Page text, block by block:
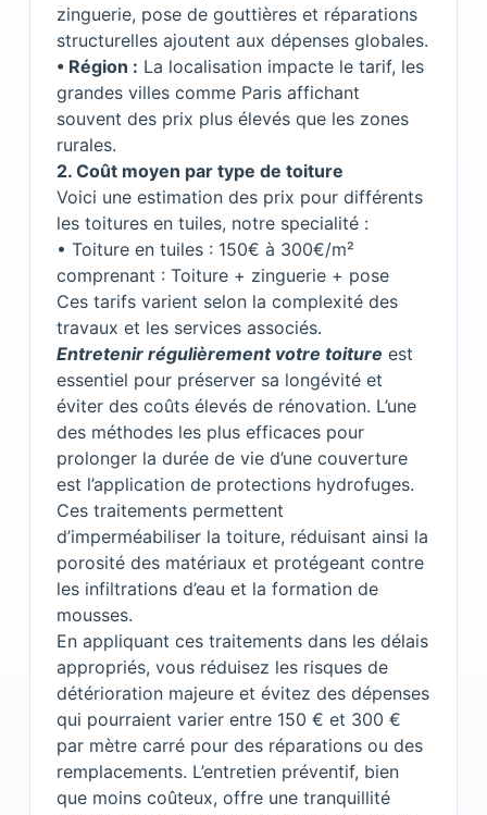
zinguerie, pose de gouttières et réparations
structurelles ajoutent aux dépenses globales.
• Région : La localisation impacte le tarif, les
grandes villes comme Paris affichant
souvent des prix plus élevés que les zones
rurales.
2.⁠ ⁠Coût moyen par type de toiture
Voici une estimation des prix pour différents
les toitures en tuiles, notre specialité :
• Toiture en tuiles : 150€ à 300€/m²
comprenant : Toiture + zinguerie + pose
Ces tarifs varient selon la complexité des
travaux et les services associés.
Entretenir régulièrement votre toiture est
essentiel pour préserver sa longévité et
éviter des coûts élevés de rénovation. L’une
des méthodes les plus efficaces pour
prolonger la durée de vie d’une couverture
est l’application de protections hydrofuges.
Ces traitements permettent
d’imperméabiliser la toiture, réduisant ainsi la
porosité des matériaux et protégeant contre
les infiltrations d’eau et la formation de
mousses.
En appliquant ces traitements dans les délais
appropriés, vous réduisez les risques de
détérioration majeure et évitez des dépenses
qui pourraient varier entre 150 € et 300 €
par mètre carré pour des réparations ou des
remplacements. L’entretien préventif, bien
que moins coûteux, offre une tranquillité